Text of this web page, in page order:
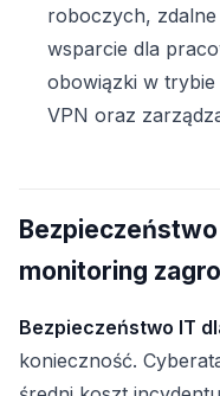
roboczych,
wsparcie dla
obowiązki w
VPN oraz
monitoring
Bezpieczeństwo IT
konieczność.